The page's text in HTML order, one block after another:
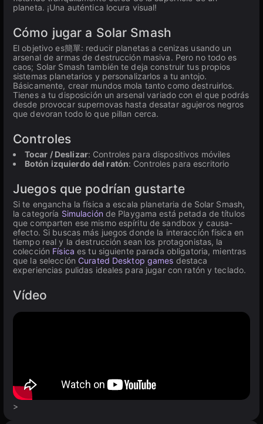
planeta. ¡Una auténtica locura visual!
Cómo jugar a Solar Smash
El objetivo es簡單: reducir planetas a cenizas usando un
arsenal de armas de destrucción masiva. Pero no todo es
caos; Solar Smash también te deja construir tus propios
sistemas planetarios y personalizarlos a tu antojo.
Básicamente, crear mundos mola tanto como destruirlos.
Tienes a tu disposición un arsenal variado con el que podrás
desde provocar supernovas hasta desatar agujeros negros
que devoran todo lo que pillan cerca.
Controles
Tocar / Deslizar: Controles para dispositivos móviles
Botón izquierdo del ratón: Controles para escritorio
Juegos que podrían gustarte
Si te engancha la física a escala planetaria de Solar Smash,
la categoría Simulación de Playgama está petada de títulos
que comparten ese mismo espíritu de sandbox y causa-
efecto. Si buscas más juegos donde la interacción física en
tiempo real y la destrucción sean los protagonistas, la
colección Física es tu siguiente parada obligatoria, mientras
que la selección Curated Desktop games destaca
experiencias pulidas ideales para jugar con ratón y teclado.
Vídeo
>